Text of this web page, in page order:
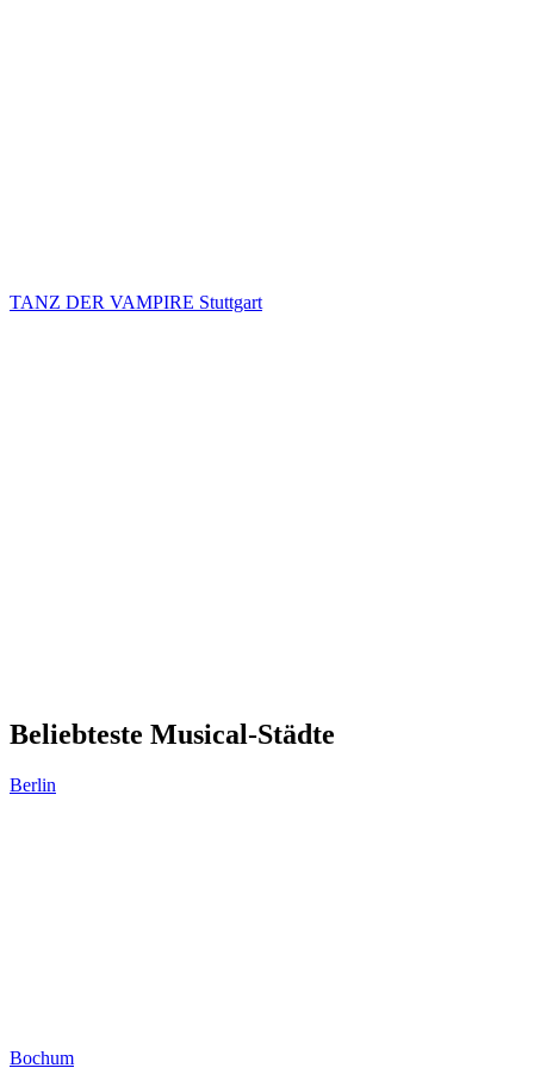
TANZ DER VAMPIRE Stuttgart
Beliebteste Musical-Städte
Berlin
Bochum